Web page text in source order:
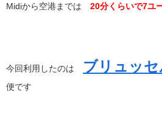
Midiから空港までは 20分くらいで7ユ
今回利用したのは ブリュッ
便です